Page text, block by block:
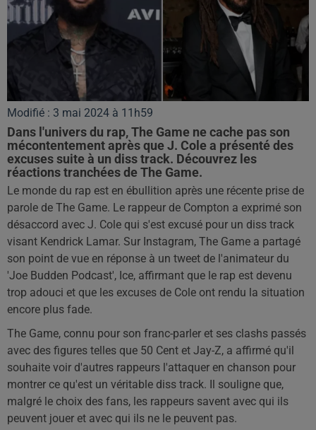
Modifié : 3 mai 2024 à 11h59
Dans l'univers du rap, The Game ne cache pas son
mécontentement après que J. Cole a présenté des
excuses suite à un diss track. Découvrez les
réactions tranchées de The Game.
Le monde du rap est en ébullition après une récente prise de
parole de The Game. Le rappeur de Compton a exprimé son
désaccord avec J. Cole qui s'est excusé pour un diss track
visant Kendrick Lamar. Sur Instagram, The Game a partagé
son point de vue en réponse à un tweet de l'animateur du
'Joe Budden Podcast', Ice, affirmant que le rap est devenu
trop adouci et que les excuses de Cole ont rendu la situation
encore plus fade.
The Game, connu pour son franc-parler et ses clashs passés
avec des figures telles que 50 Cent et Jay-Z, a affirmé qu'il
souhaite voir d'autres rappeurs l'attaquer en chanson pour
montrer ce qu'est un véritable diss track. Il souligne que,
malgré le choix des fans, les rappeurs savent avec qui ils
peuvent jouer et avec qui ils ne le peuvent pas.